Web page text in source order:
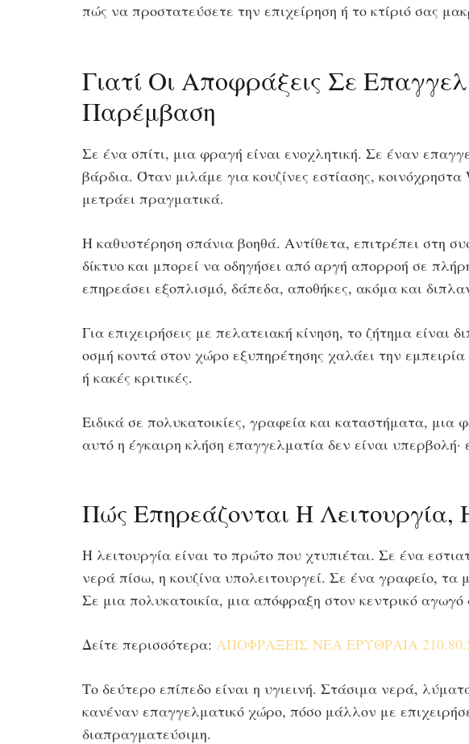
πώς να προστατεύσετε την επιχείρηση ή το κτίριό σας
Γιατί Οι Αποφράξεις Σε
Παρέμβαση
Σε ένα σπίτι, μια φραγή είναι ενοχλητική. Σε έναν
βάρδια. Όταν μιλάμε για κουζίνες εστίασης,
μετράει πραγματικά.
Η καθυστέρηση σπάνια βοηθά. Αντίθετα, επιτρέπει στη
δίκτυο και μπορεί να οδηγήσει από αργή απορροή σε
επηρεάσει εξοπλισμό, δάπεδα, αποθήκες, ακόμα και
Για επιχειρήσεις με πελατειακή κίνηση, το ζήτημα
οσμή κοντά στον χώρο εξυπηρέτησης χαλάει την
ή κακές κριτικές.
Ειδικά σε πολυκατοικίες, γραφεία και καταστήματα,
αυτό η έγκαιρη κλήση επαγγελματία δεν είναι υπερβολή·
Πώς Επηρεάζονται Η Λειτουργία,
Η λειτουργία είναι το πρώτο που χτυπιέται. Σε ένα
νερά πίσω, η κουζίνα υπολειτουργεί. Σε ένα γραφείο, τα
Σε μια πολυκατοικία, μια απόφραξη στον κεντρικό
Δείτε περισσότερα: ΑΠΟΦΡΑΞΕΙΣ ΝΕΑ ΕΡΥΘΡΑΙΑ
Το δεύτερο επίπεδο είναι η υγιεινή. Στάσιμα νερά,
κανέναν επαγγελματικό χώρο, πόσο μάλλον με
διαπραγματεύσιμη.